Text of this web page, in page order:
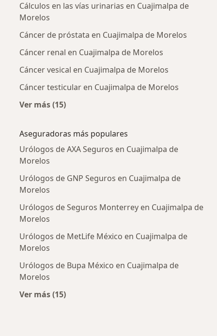
Cálculos en las vías urinarias en Cuajimalpa de
Morelos
Cáncer de próstata en Cuajimalpa de Morelos
Cáncer renal en Cuajimalpa de Morelos
Cáncer vesical en Cuajimalpa de Morelos
Cáncer testicular en Cuajimalpa de Morelos
Ver más (15)
Aseguradoras más populares
Urólogos de AXA Seguros en Cuajimalpa de
Morelos
Urólogos de GNP Seguros en Cuajimalpa de
Morelos
Urólogos de Seguros Monterrey en Cuajimalpa de
Morelos
Urólogos de MetLife México en Cuajimalpa de
Morelos
Urólogos de Bupa México en Cuajimalpa de
Morelos
Ver más (15)